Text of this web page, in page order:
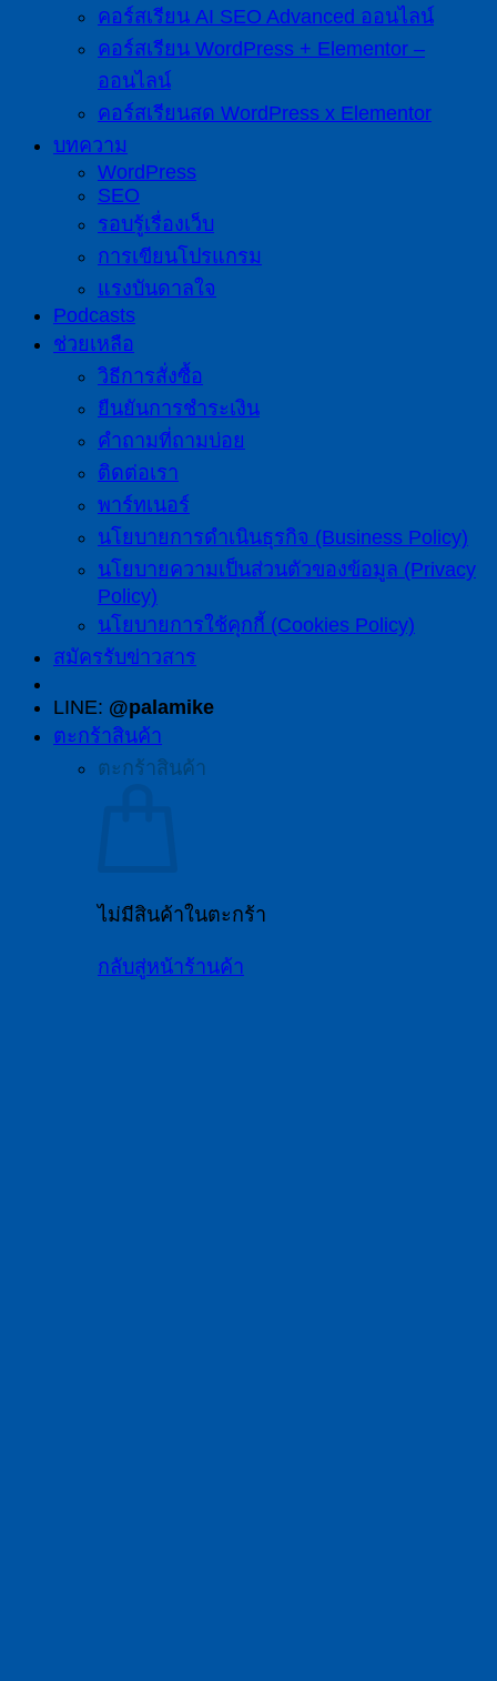
คอร์สเรียน AI SEO Advanced ออนไลน์
คอร์สเรียน WordPress + Elementor –
ออนไลน์
คอร์สเรียนสด WordPress x Elementor
บทความ
WordPress
SEO
รอบรู้เรื่องเว็บ
การเขียนโปรแกรม
แรงบันดาลใจ
Podcasts
ช่วยเหลือ
วิธีการสั่งซื้อ
ยืนยันการชำระเงิน
คำถามที่ถามบ่อย
ติดต่อเรา
พาร์ทเนอร์
นโยบายการดำเนินธุรกิจ (Business Policy)
นโยบายความเป็นส่วนตัวของข้อมูล (Privacy
Policy)
นโยบายการใช้คุกกี้ (Cookies Policy)
สมัครรับข่าวสาร
LINE: @palamike
ตะกร้าสินค้า
ตะกร้าสินค้า
ไม่มีสินค้าในตะกร้า
กลับสู่หน้าร้านค้า